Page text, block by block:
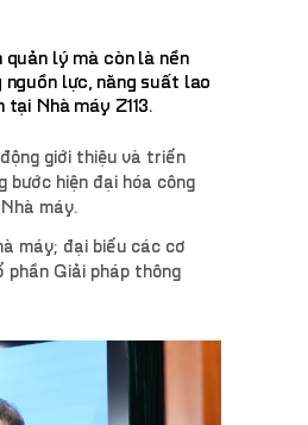
quản lý mà còn là nền
lực, năng suất lao
Nhà máy Z113.
giới thiệu và triển
bước hiện đại hóa công
máy.
máy; đại biểu các cơ
phần Giải pháp thông